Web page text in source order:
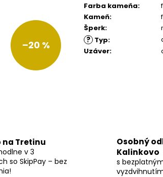
Farba kameňa:
Kameň:
Šperk:
? Typ:
Uzáver:
–20 %
na Tretinu
v 3
so SkipPay – bez
Osobný
Kalinkovo
s